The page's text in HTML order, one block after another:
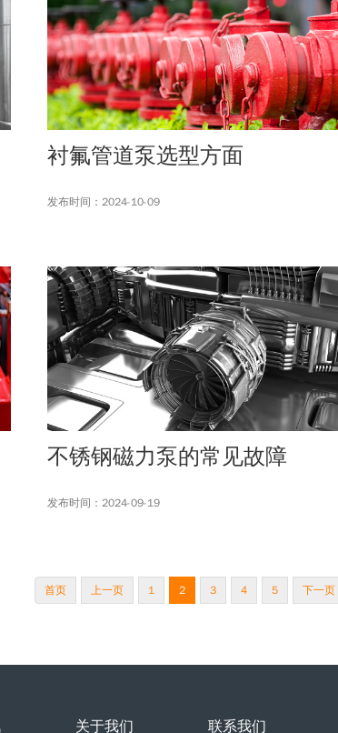
衬氟管道泵选型方面
发布时间：2024-10-09
不锈钢磁力泵的常见故障
发布时间：2024-09-19
首页 上一页 1 2 3 4 5 下一页
关于我们 联系我们